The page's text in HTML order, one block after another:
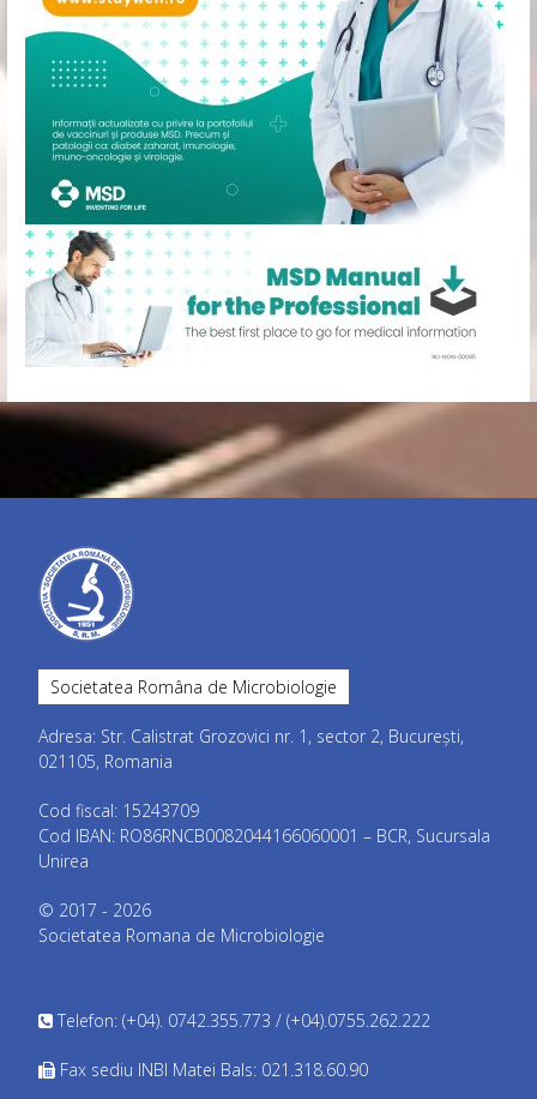
Societatea Româna de Microbiologie
Adresa: Str. Calistrat Grozovici nr. 1, sector 2, București,
021105, Romania
Cod fiscal: 15243709
Cod IBAN: RO86RNCB0082044166060001 – BCR, Sucursala
Unirea
© 2017 - 2026
Societatea Romana de Microbiologie
Telefon: (+04). 0742.355.773 / (+04).0755.262.222
Fax sediu INBI Matei Bals: 021.318.60.90